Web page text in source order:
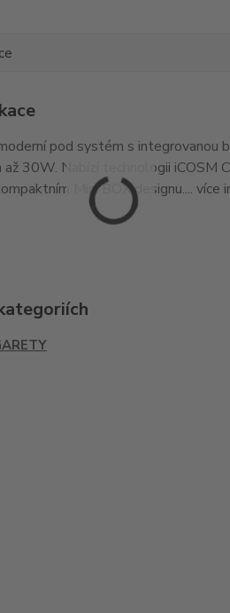
pod systém s
30W. Nabízí technologii iCOSM
Mini BOX designu.... více